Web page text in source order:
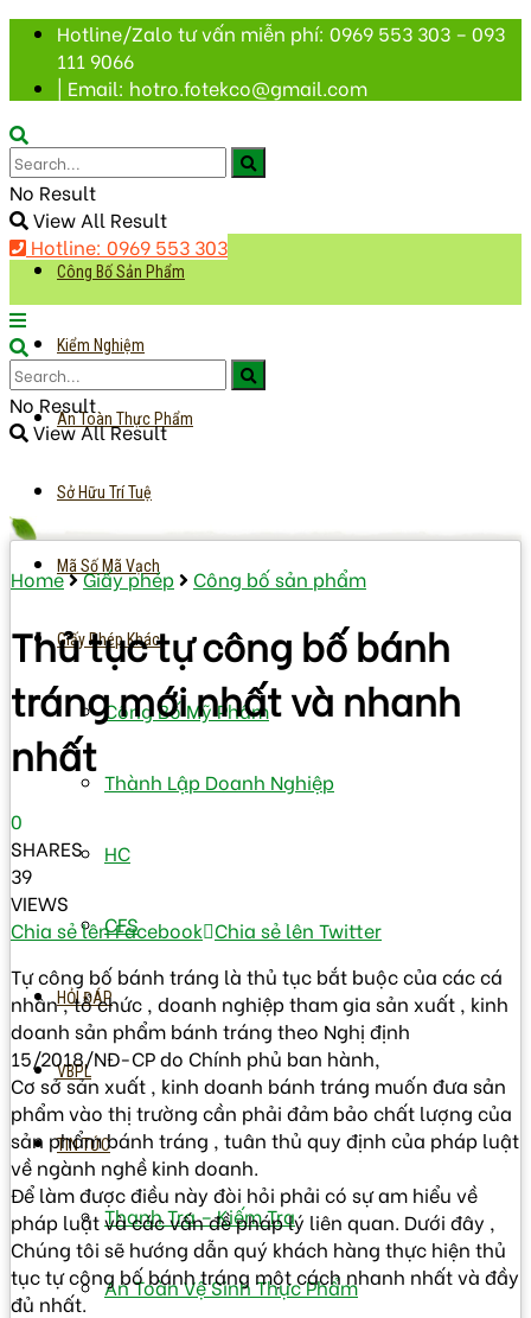
Hotline/Zalo tư vấn miễn phí: 0969 553 303 – 093
111 9066
| Email: hotro.fotekco@gmail.com
No Result
View All Result
Hotline: 0969 553 303
Công Bố Sản Phẩm
Kiểm Nghiệm
An Toàn Thực Phẩm
Sở Hữu Trí Tuệ
Mã Số Mã Vạch
Giấy Phép Khác
Công Bố Mỹ Phẩm
Thành Lập Doanh Nghiệp
HC
CFS
HỎI ĐÁP
VBPL
TIN TỨC
Thanh Tra – Kiếm Tra
An Toàn Vệ Sinh Thực Phẩm
No Result
View All Result
Home Giấy phép Công bố sản phẩm
Thủ tục tự công bố bánh
tráng mới nhất và nhanh
nhất
0
SHARES
39
VIEWS
Chia sẻ lên Facebook Chia sẻ lên Twitter
Tự công bố bánh tráng là thủ tục bắt buộc của các cá
nhân , tổ chức , doanh nghiệp tham gia sản xuất , kinh
doanh sản phẩm bánh tráng theo Nghị định
15/2018/NĐ-CP do Chính phủ ban hành,
Cơ sở sản xuất , kinh doanh bánh tráng muốn đưa sản
phẩm vào thị trường cần phải đảm bảo chất lượng của
sản phẩm bánh tráng , tuân thủ quy định của pháp luật
về ngành nghề kinh doanh.
Để làm được điều này đòi hỏi phải có sự am hiểu về
pháp luật và các vấn đề pháp lý liên quan. Dưới đây ,
Chúng tôi sẽ hướng dẫn quý khách hàng thực hiện thủ
tục tự công bố bánh tráng một cách nhanh nhất và đầy
đủ nhất.